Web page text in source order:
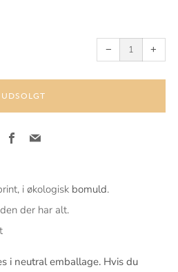
−
Fjern
+
Tilføj
UDSOLGT
Facebook
Email
i økologisk bomuld.
der har alt.
i neutral emballage. Hvis du